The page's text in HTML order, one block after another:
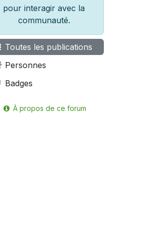
pour interagir avec la
communauté.
Toutes les publications
Personnes
Badges
À propos de ce forum